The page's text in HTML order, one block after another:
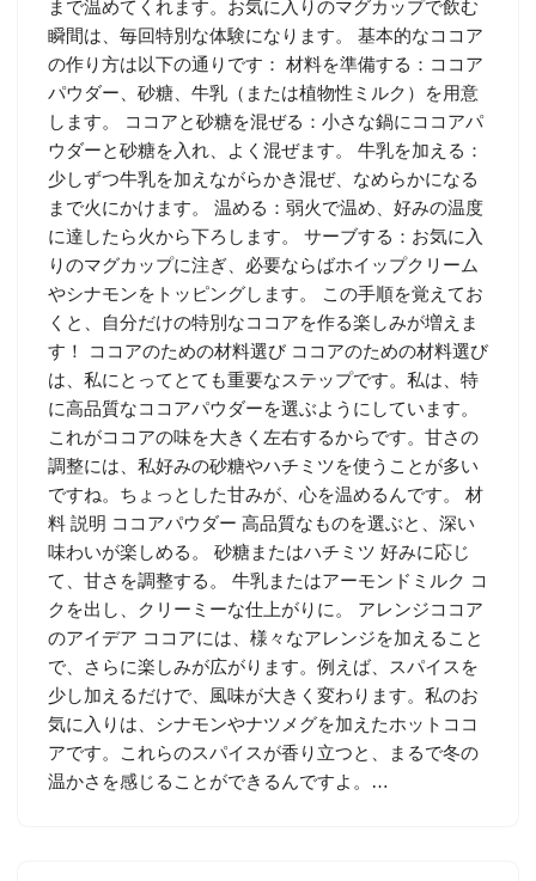
まで温めてくれます。お気に入りのマグカップで飲む
瞬間は、毎回特別な体験になります。 基本的なココア
の作り方は以下の通りです： 材料を準備する：ココア
パウダー、砂糖、牛乳（または植物性ミルク）を用意
します。 ココアと砂糖を混ぜる：小さな鍋にココアパ
ウダーと砂糖を入れ、よく混ぜます。 牛乳を加える：
少しずつ牛乳を加えながらかき混ぜ、なめらかになる
まで火にかけます。 温める：弱火で温め、好みの温度
に達したら火から下ろします。 サーブする：お気に入
りのマグカップに注ぎ、必要ならばホイップクリーム
やシナモンをトッピングします。 この手順を覚えてお
くと、自分だけの特別なココアを作る楽しみが増えま
す！ ココアのための材料選び ココアのための材料選び
は、私にとってとても重要なステップです。私は、特
に高品質なココアパウダーを選ぶようにしています。
これがココアの味を大きく左右するからです。甘さの
調整には、私好みの砂糖やハチミツを使うことが多い
ですね。ちょっとした甘みが、心を温めるんです。 材
料 説明 ココアパウダー 高品質なものを選ぶと、深い
味わいが楽しめる。 砂糖またはハチミツ 好みに応じ
て、甘さを調整する。 牛乳またはアーモンドミルク コ
クを出し、クリーミーな仕上がりに。 アレンジココア
のアイデア ココアには、様々なアレンジを加えること
で、さらに楽しみが広がります。例えば、スパイスを
少し加えるだけで、風味が大きく変わります。私のお
気に入りは、シナモンやナツメグを加えたホットココ
アです。これらのスパイスが香り立つと、まるで冬の
温かさを感じることができるんですよ。…